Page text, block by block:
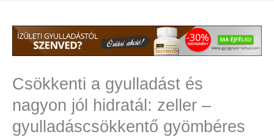
Csökkenti a gyulladást és
nagyon jól hidratál: zeller –
gyulladáscsökkentő gyömbéres